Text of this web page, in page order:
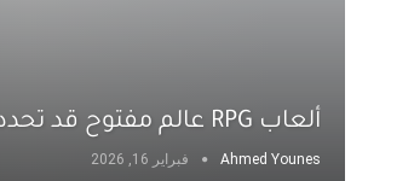
ألعاب RPG عالم مفتوح قد تحدد مستقبل أجهزة الألعاب القادمة
Ahmed Younes فبراير 16, 2026